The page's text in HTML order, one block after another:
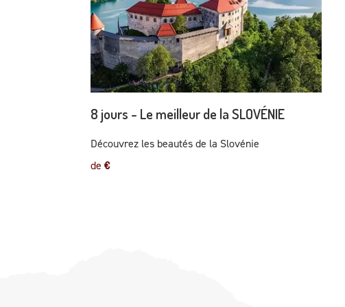
8 jours - Le meilleur de la SLOVÉNIE
Découvrez les beautés de la Slovénie
de €